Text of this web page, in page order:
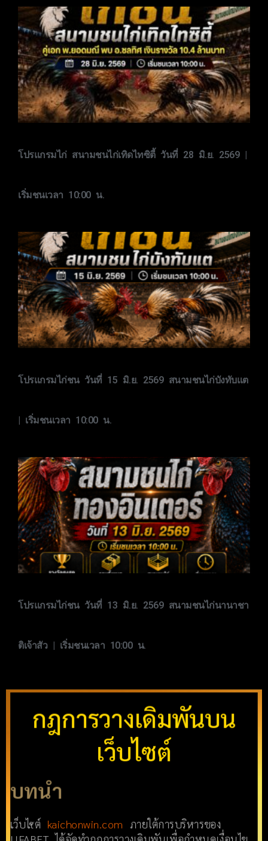
โปรแกรมไก่ สนามชนไก่เทิดไทซิตี้ วันที่ 28 มิ.ย. 2569 |
เริ่มชนเวลา 10:00 น.
โปรแกรมไก่ชน วันที่ 15 มิ.ย. 2569 สนามชนไก่บังทับแต
| เริ่มชนเวลา 10:00 น.
โปรแกรมไก่ชน วันที่ 13 มิ.ย. 2569 สนามชนไก่นานาชา
ติเจ้าสัว | เริ่มชนเวลา 10:00 น.
กฎการวางเดิมพันบน
เว็บไซต์
บทนำ
เว็บไซต์ kaichonwin.com ภายใต้การบริหารของ